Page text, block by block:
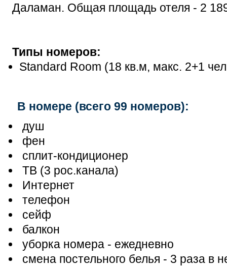
Даламан. Общая площадь отеля - 2
Типы номеров:
Standard Room (18 кв.м, макс. 2+1
В номере (всего 99 номеров):
душ
фен
сплит-кондиционер
ТВ (3 рос.канала)
Интернет
телефон
сейф
балкон
уборка номера - ежедневно
смена постельного белья - 3 раза в